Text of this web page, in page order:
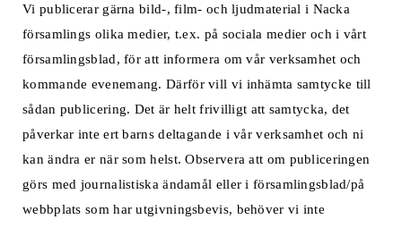
Vi publicerar gärna bild-, film- och ljudmaterial i Nacka
församlings olika medier, t.ex. på sociala medier och i vårt
församlingsblad, för att informera om vår verksamhet och
kommande evenemang. Därför vill vi inhämta samtycke till
sådan publicering. Det är helt frivilligt att samtycka, det
påverkar inte ert barns deltagande i vår verksamhet och ni
kan ändra er när som helst. Observera att om publiceringen
görs med journalistiska ändamål eller i församlingsblad/på
webbplats som har utgivningsbevis, behöver vi inte